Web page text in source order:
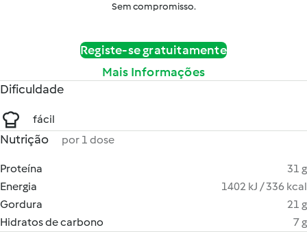
Sem compromisso.
Registe-se gratuitamente
Mais Informações
Dificuldade
fácil
Nutrição por 1 dose
Proteína
31 g
Energia
1402 kJ / 336 kcal
Gordura
21 g
Hidratos de carbono
7 g